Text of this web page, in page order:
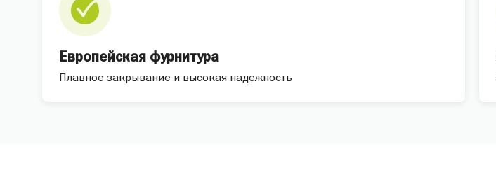
Европейская фурнитура
Плавное закрывание и высокая надежность